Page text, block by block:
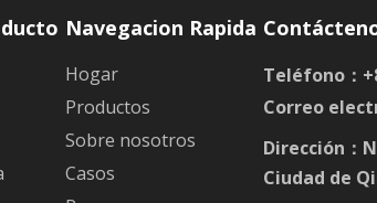
Navegacion Rapida
Hogar
Productos
Sobre nosotros
Casos
Teléfono：
Correo
Dirección：
Ciudad de